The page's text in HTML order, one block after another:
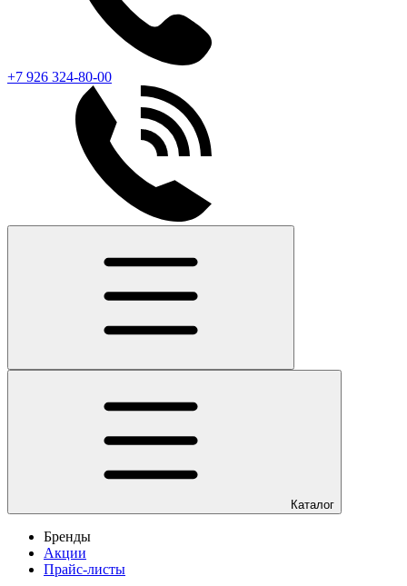
+7 926 324-80-00
Каталог
Бренды
Акции
Прайс-листы